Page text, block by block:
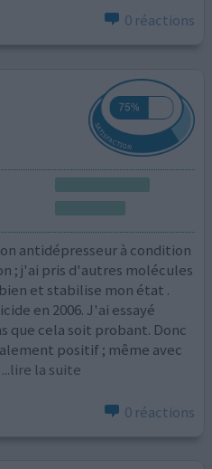
0 réactions
antidépresseur à condition
; j'ai pris d'autres molécules
et stabilise mon état .
en 2006. J'ai essayé
que cela soit probant. Donc
positif ; même avec
...lire la suite
0 réactions